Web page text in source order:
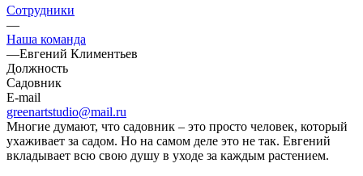
Сотрудники
—
Наша команда
—Евгений Климентьев
Должность
Садовник
E-mail
greenartstudio@mail.ru
Многие думают, что садовник – это просто человек, который
ухаживает за садом. Но на самом деле это не так. Евгений
вкладывает всю свою душу в уходе за каждым растением.